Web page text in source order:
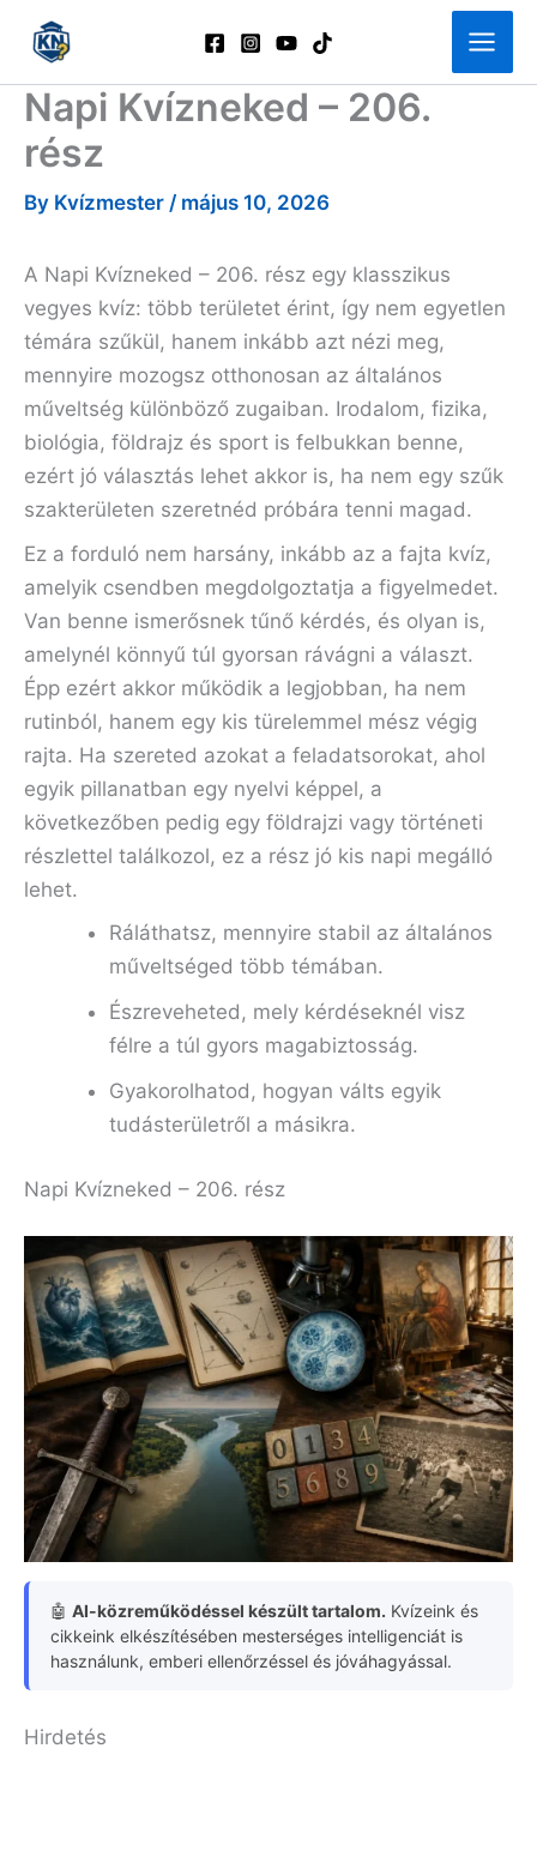
content
Napi Kvízneked – 206.
rész
By Kvízmester / május 10, 2026
A Napi Kvízneked – 206. rész egy klasszikus
vegyes kvíz: több területet érint, így nem egyetlen
témára szűkül, hanem inkább azt nézi meg,
mennyire mozogsz otthonosan az általános
műveltség különböző zugaiban. Irodalom, fizika,
biológia, földrajz és sport is felbukkan benne,
ezért jó választás lehet akkor is, ha nem egy szűk
szakterületen szeretnéd próbára tenni magad.
Ez a forduló nem harsány, inkább az a fajta kvíz,
amelyik csendben megdolgoztatja a figyelmedet.
Van benne ismerősnek tűnő kérdés, és olyan is,
amelynél könnyű túl gyorsan rávágni a választ.
Épp ezért akkor működik a legjobban, ha nem
rutinból, hanem egy kis türelemmel mész végig
rajta. Ha szereted azokat a feladatsorokat, ahol
egyik pillanatban egy nyelvi képpel, a
következőben pedig egy földrajzi vagy történeti
részlettel találkozol, ez a rész jó kis napi megálló
lehet.
Ráláthatsz, mennyire stabil az általános
műveltséged több témában.
Észreveheted, mely kérdéseknél visz
félre a túl gyors magabiztosság.
Gyakorolhatod, hogyan válts egyik
tudásterületről a másikra.
Napi Kvízneked – 206. rész
🤖 AI-közreműködéssel készült tartalom. Kvízeink és
cikkeink elkészítésében mesterséges intelligenciát is
használunk, emberi ellenőrzéssel és jóváhagyással.
Hirdetés